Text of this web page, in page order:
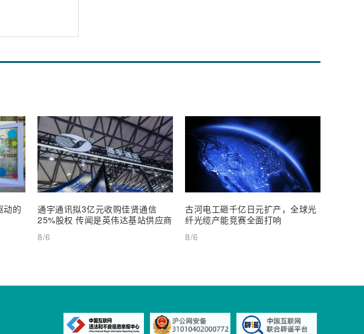
动的
通宇通讯拟3亿元收购佳贤通信
25%股权 传闻是英伟达基站供应商
8/6
古河电工砸千亿日元扩产，全球光
纤光缆产能竞赛全面打响
8/6